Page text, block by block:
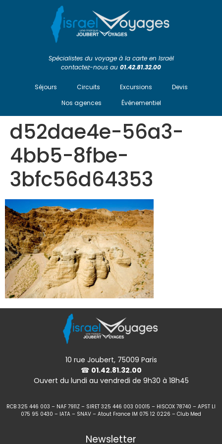
Spécialistes du voyage à la carte en Israël
contactez-nous au 01.42.81.32.00
Séjours Circuits Excursions
Devis
Nos agences
Événementiel
d52dae4e-56a3-
4bb5-8fbe-
3bfc56d64353
10 rue Joubert, 75009 Paris
☎ 01.42.81.32.00
Ouvert du lundi au vendredi de 9h30 à 18h45
RCB 325 446 003 – NAF 7911Z – SIRET 325 446 003 00015 – HISCOX 78740 – APST LI
075 95 0430 – IATA – SNAV – Atout France IM 075 12 0226 – Club Med
Newsletter